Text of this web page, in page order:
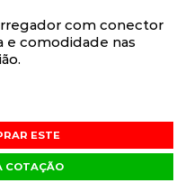
com conector
e comodidade nas
ESTE
COTAÇÃO